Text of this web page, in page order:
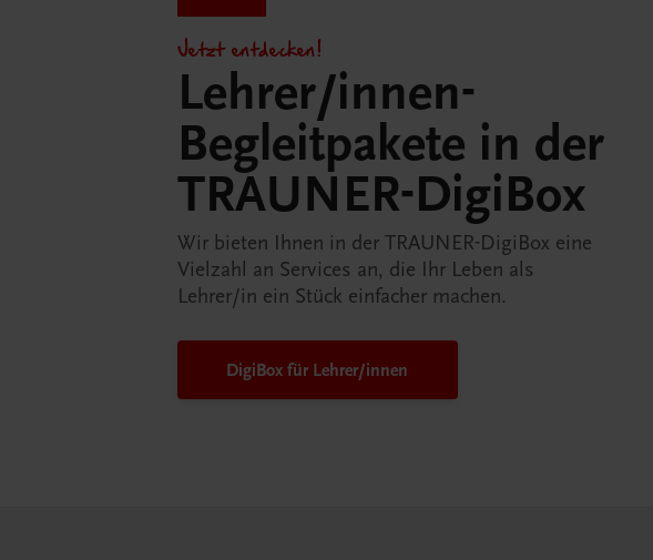
Jetzt entdecken!
Lehrer/innen-
Begleitpakete in der
TRAUNER-DigiBox
Wir bieten Ihnen in der TRAUNER-DigiBox eine
Vielzahl an Services an, die Ihr Leben als
Lehrer/in ein Stück einfacher machen.
DigiBox für Lehrer/innen